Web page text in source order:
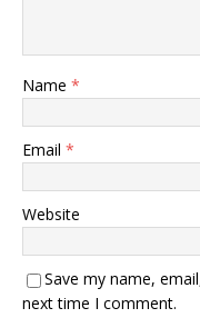
Name *
Email *
Website
Save my name,
next time I comment.